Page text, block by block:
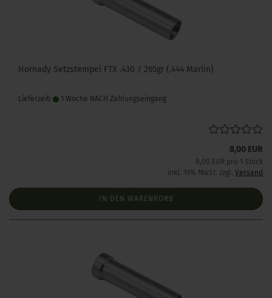
Hornady Setzstempel FTX .430 / 265gr (.444 Marlin)
Lieferzeit: 1 Woche NACH Zahlungseingang
8,00 EUR
8,00 EUR pro 1 Stück
inkl. 19% MwSt. zzgl. Versand
IN DEN WARENKORB